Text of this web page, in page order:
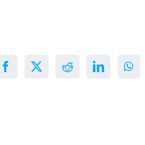
Facebook
X RedditLinkedIn